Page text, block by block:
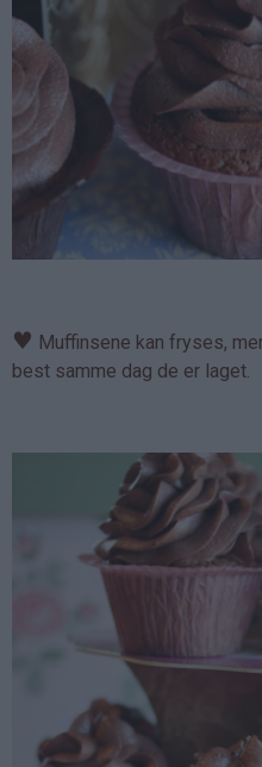
♥ Muffinsene kan fryses,
best samme dag de er laget.